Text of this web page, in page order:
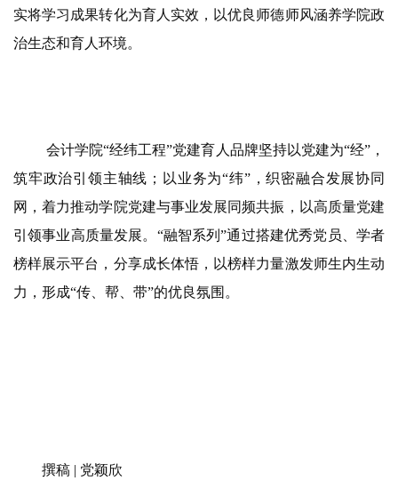
实将学习成果转化为育人实效，以优良师德师风涵养学院政
治生态和育人环境。
会计学院“经纬工程”党建育人品牌坚持以党建为“经”，
筑牢政治引领主轴线；以业务为“纬”，织密融合发展协同
网，着力推动学院党建与事业发展同频共振，以高质量党建
引领事业高质量发展。 “融智系列”通过搭建优秀党员、学者
榜样展示平台，分享成长体悟，以榜样力量激发师生内生动
力，形成“传、帮、带”的优良氛围。
撰稿 | 党颖欣